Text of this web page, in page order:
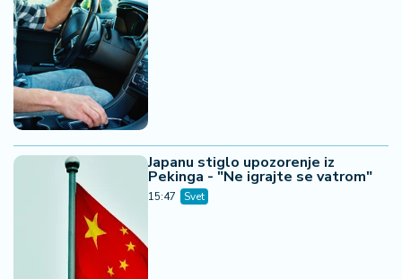
Japanu stiglo upozorenje iz
Pekinga - "Ne igrajte se vatrom"
15:47 Svet